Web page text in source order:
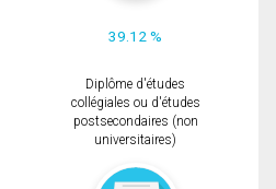
39.12 %
Diplôme d'études
collégiales ou d'études
postsecondaires (non
universitaires)